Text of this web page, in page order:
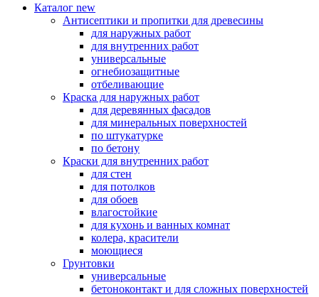
Каталог new
Антисептики и пропитки для древесины
для наружных работ
для внутренних работ
универсальные
огнебиозащитные
отбеливающие
Краска для наружных работ
для деревянных фасадов
для минеральных поверхностей
по штукатурке
по бетону
Краски для внутренних работ
для стен
для потолков
для обоев
влагостойкие
для кухонь и ванных комнат
колера, красители
моющиеся
Грунтовки
универсальные
бетоноконтакт и для сложных поверхностей